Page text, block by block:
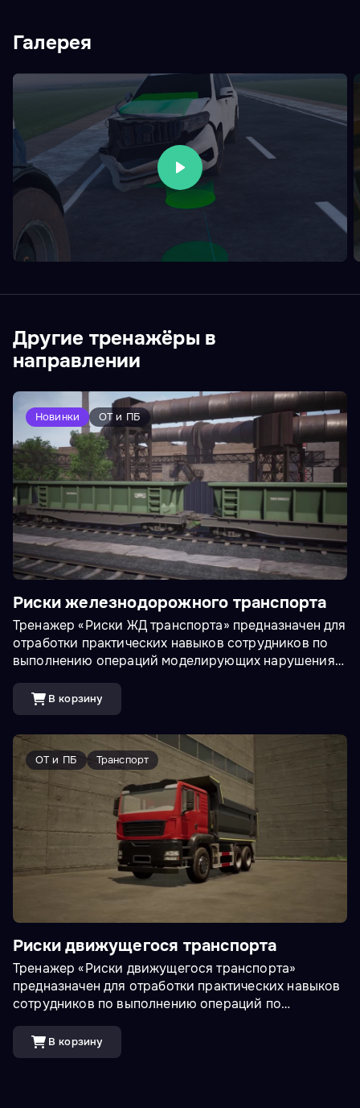
Галерея
Другие тренажёры в
направлении
Новинки ОТ и ПБ
Риски железнодорожного транспорта
Тренажер «Риски ЖД транспорта» предназначен для
отработки практических навыков сотрудников по
выполнению операций моделирующих нарушения
требуется действовать в рамках правил техники
безопасности, выявить и устранить обнаруженные
поломки, а так же правильно подать сигналы
машинисту.&nbsp;Доступны VR и ПК режимы.
В корзину
ОТ и ПБ Транспорт
Риски движущегося транспорта
Тренажер «Риски движущегося транспорта»
предназначен для отработки практических навыков
сотрудников по выполнению операций по
ознакомление с технологической документацией на
работу с автотранспортом, управление
В корзину